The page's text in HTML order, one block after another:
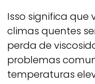
Isso significa
climas quentes
perda de
problemas
temperaturas